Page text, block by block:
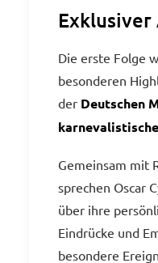
Die erste Folge
besonderen
der Deutschen
Gemeinsam mit
sprechen Oscar
über ihre
Eindrücke und
besondere